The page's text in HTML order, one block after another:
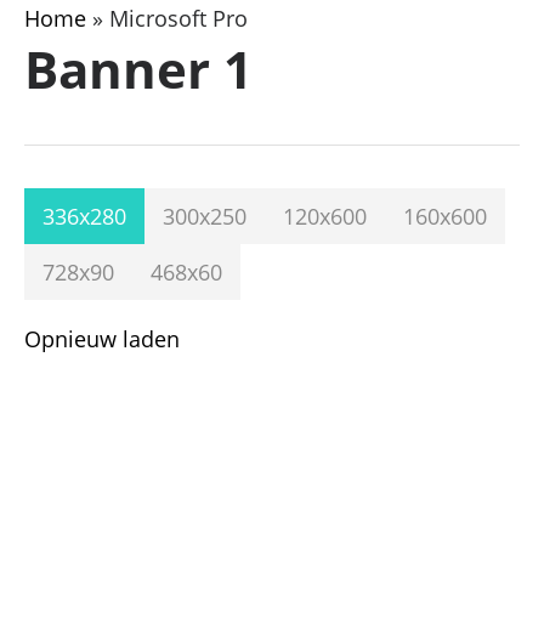
Home» Microsoft Pro
Banner 1
336x280 300x250 120x600
160x600
728x90
468x60
Opnieuw laden